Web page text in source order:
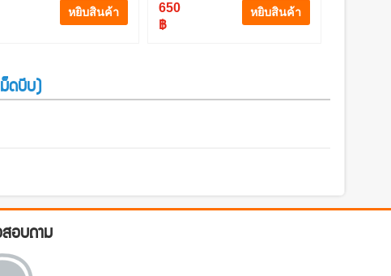
หยิบสินค้า
650
฿
หยิบสินค้า
ดบีบ)
อบถาม